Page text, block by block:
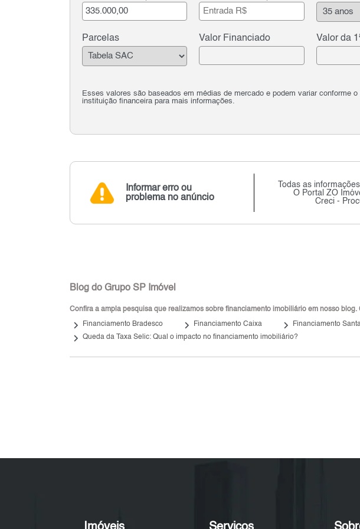
Parcelas Valor Financiado Valor da
Esses valores são baseados em médias de mercado e podem variar conforme
instituição financeira para mais informações.
Informar erro ou
problema no anúncio
Todas as
O Portal ZO
Creci -
Blog do Grupo SP Imóvel
Confira a ampla pesquisa que realizamos sobre financiamento imobiliário em nosso blog.
keyboard_arrow_right Financiamento Bradesco keyboard_arrow_right Financiamento Caixa keyboard_arrow_right Financiamento
keyboard_arrow_right Queda da Taxa Selic: Qual o impacto no financiamento imobiliário?